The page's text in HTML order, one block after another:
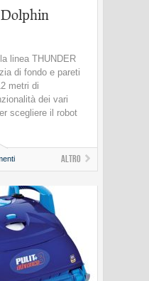
linea THUNDER
di fondo e pareti
metri di
dei vari
scegliere il robot
Altro